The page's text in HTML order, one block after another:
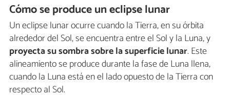
Cómo se produce un eclipse lunar
Un eclipse lunar ocurre cuando la Tierra, en su órbita
alrededor del Sol, se encuentra entre el Sol y la Luna, y
proyecta su sombra sobre la superficie lunar. Este
alineamiento se produce durante la fase de Luna llena,
cuando la Luna está en el lado opuesto de la Tierra con
respecto al Sol.